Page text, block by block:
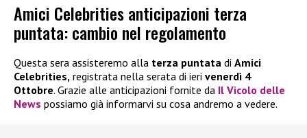
Amici Celebrities anticipazioni terza
puntata: cambio nel regolamento
Questa sera assisteremo alla terza puntata di Amici
Celebrities, registrata nella serata di ieri venerdì 4
Ottobre. Grazie alle anticipazioni fornite da Il Vicolo delle
News possiamo già informarvi su cosa andremo a vedere.